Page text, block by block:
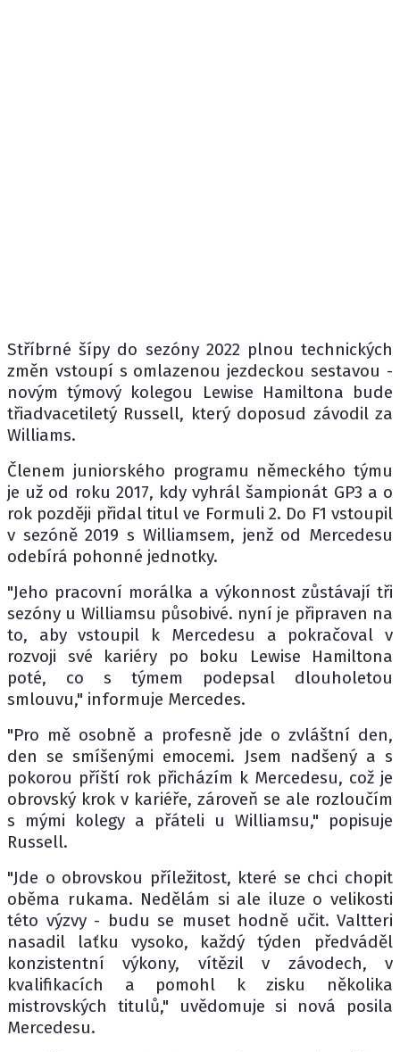
Stříbrné šípy do sezóny 2022 plnou technických
změn vstoupí s omlazenou jezdeckou sestavou -
novým týmový kolegou Lewise Hamiltona bude
třiadvacetiletý Russell, který doposud závodil za
Williams.
Členem juniorského programu německého týmu
je už od roku 2017, kdy vyhrál šampionát GP3 a o
rok později přidal titul ve Formuli 2. Do F1 vstoupil
v sezóně 2019 s Williamsem, jenž od Mercedesu
odebírá pohonné jednotky.
"Jeho pracovní morálka a výkonnost zůstávají tři
sezóny u Williamsu působivé. nyní je připraven na
to, aby vstoupil k Mercedesu a pokračoval v
rozvoji své kariéry po boku Lewise Hamiltona
poté, co s týmem podepsal dlouholetou
smlouvu," informuje Mercedes.
"Pro mě osobně a profesně jde o zvláštní den,
den se smíšenými emocemi. Jsem nadšený a s
pokorou příští rok přicházím k Mercedesu, což je
obrovský krok v kariéře, zároveň se ale rozloučím
s mými kolegy a přáteli u Williamsu," popisuje
Russell.
"Jde o obrovskou příležitost, které se chci chopit
oběma rukama. Nedělám si ale iluze o velikosti
této výzvy - budu se muset hodně učit. Valtteri
nasadil laťku vysoko, každý týden předváděl
konzistentní výkony, vítězil v závodech, v
kvalifikacích a pomohl k zisku několika
mistrovských titulů," uvědomuje si nová posila
Mercedesu.